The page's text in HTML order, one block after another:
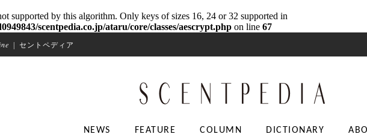
supported by this algorithm. Only keys of sizes 16, 24 or 32 supported in
scentpedia.co.jp/ataru/core/classes/aescrypt.php on line 67
セントペディア
NEWS FEATURE COLUMN DICTIONARY